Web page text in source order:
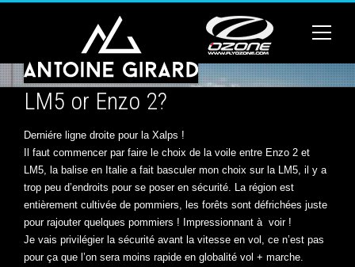
LM5 or Enzo 2?
Derniére ligne droite pour la Xalps !
Il faut commencer par faire le choix de la voile entre Enzo 2 et
LM5, la balise en Italie a fait basculer mon choix sur la LM5, il y a
trop peu d’endroits pour se poser en sécurité. La région est
entièrement cultivée de pommiers, les forêts sont défrichées juste
pour rajouter quelques pommiers ! Impressionnant à voir !
Je vais privilégier la sécurité avant la vitesse en vol, ce n’est pas
pour ça que l’on sera moins rapide en globalité vol + marche.